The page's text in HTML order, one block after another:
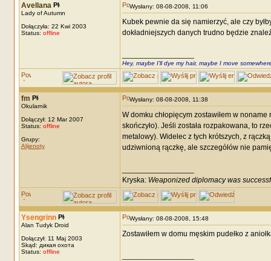
Avellana
Lady of Autumn
Dołączyła: 22 Kwi 2003
Status: offline
Wysłany: 08-08-2008, 11:06
Kubek pewnie da się namierzyć, ale czy
dokładniejszych danych trudno będzie
Hey, maybe I'll dye my hair, maybe I move
fm
Okularnik
Dołączył: 12 Mar 2007
Status: offline
Grupy:
Alijenoty
Wysłany: 08-08-2008, 11:38
W domku chłopięcym zostawiłem w
skończyło). Jeśli została rozpakowana, to
metalowy). Widelec z tych krótszych, z
udziwnioną rączkę, ale szczegółów nie
Kryska: Weaponized diplomacy was
Ysengrinn
Alan Tudyk Droid
Dołączył: 11 Maj 2003
Skąd: дикая охота
Status: offline
Wysłany: 08-08-2008, 15:48
Zostawiłem w domu męskim pudełko z